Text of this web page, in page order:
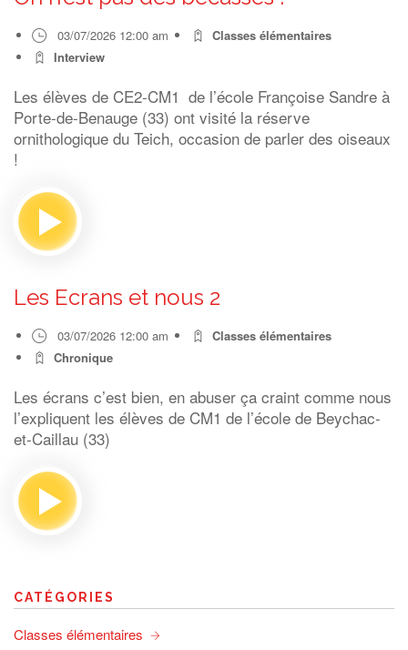
03/07/2026 12:00 am
Classes élémentaires
Interview
Les élèves de CE2-CM1 de l’école Françoise Sandre à
Porte-de-Benauge (33) ont visité la réserve
ornithologique du Teich, occasion de parler des oiseaux
!
Les Ecrans et nous 2
03/07/2026 12:00 am
Classes élémentaires
Chronique
Les écrans c’est bien, en abuser ça craint comme nous
l’expliquent les élèves de CM1 de l’école de Beychac-
et-Caillau (33)
CATÉGORIES
Classes élémentaires